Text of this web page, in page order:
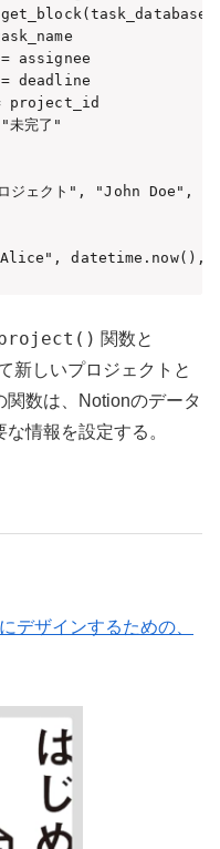
assignee
deadline
project_id
完了"
ジェクト", "John
datetime.now(),
関数と
新しいプロジェクトと
関数は、Notionのデータ
情報を設定する。
デザインするための、